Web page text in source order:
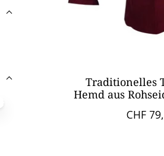
Traditionelles
Hemd aus
CHF